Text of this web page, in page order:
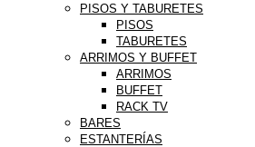
PISOS Y TABURETES
PISOS
TABURETES
ARRIMOS Y BUFFET
ARRIMOS
BUFFET
RACK TV
BARES
ESTANTERÍAS